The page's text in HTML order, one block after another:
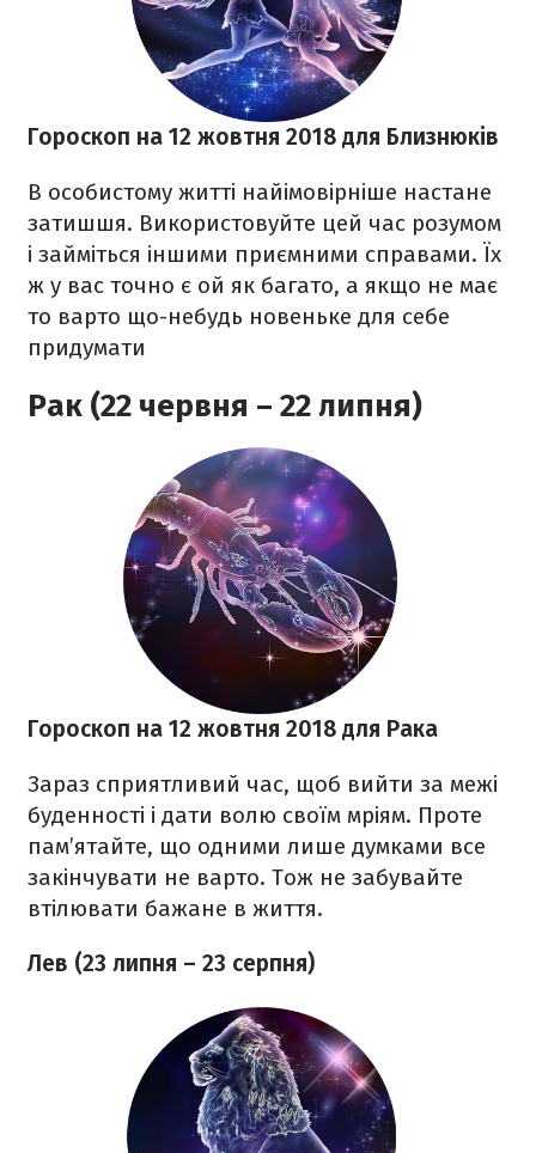
Гороскоп на 12 жовтня 2018 для Близнюків
В особистому житті найімовірніше настане
затишшя. Використовуйте цей час розумом
і займіться іншими приємними справами. Їх
ж у вас точно є ой як багато, а якщо не має
то варто що-небудь новеньке для себе
придумати
Рак (22 червня – 22 липня)
Гороскоп на 12 жовтня 2018 для Рака
Зараз сприятливий час, щоб вийти за межі
буденності і дати волю своїм мріям. Проте
пам’ятайте, що одними лише думками все
закінчувати не варто. Тож не забувайте
втілювати бажане в життя.
Лев (23 липня – 23 серпня)